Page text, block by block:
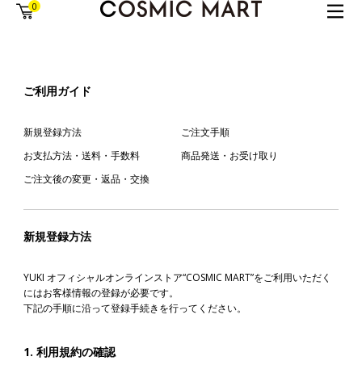
0
ご利用ガイド
新規登録方法
ご注文手順
お支払方法・送料・手数料
商品発送・お受け取り
ご注文後の変更・返品・交換
新規登録方法
YUKI オフィシャルオンラインストア“COSMIC MART”をご利用いただく
にはお客様情報の登録が必要です。
下記の手順に沿って登録手続きを行ってください。
1. 利用規約の確認